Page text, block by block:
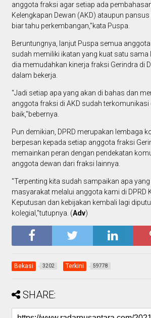
anggota fraksi agar setiap ada
Kelengkapan Dewan (AKD) ataupun
biar tahu perkembangan,"kata Puspa.
Beruntungnya, lanjut Puspa semua
sudah memiliki ikatan yang kuat satu sama
dia memudahkan kinerja fraksi Gerindra di
dalam bekerja.
"Jadi setiap apa yang akan di bahas dan
anggota fraksi di AKD sudah terkomunikasi
baik,"bebernya.
Pun demikian, DPRD merupakan lembaga
berpesan kepada setiap anggota fraksi
memainkan peran dengan pendekatan
anggota dewan dari fraksi lainnya.
"Terpenting kita sudah sampaikan apa
masyarakat melalui anggota kami di DPRD
Keputusan dan kebijakan kembali lagi
kolegial,"tutupnya. (Adv)
Bekasi 3202 Terkini 59778
SHARE: